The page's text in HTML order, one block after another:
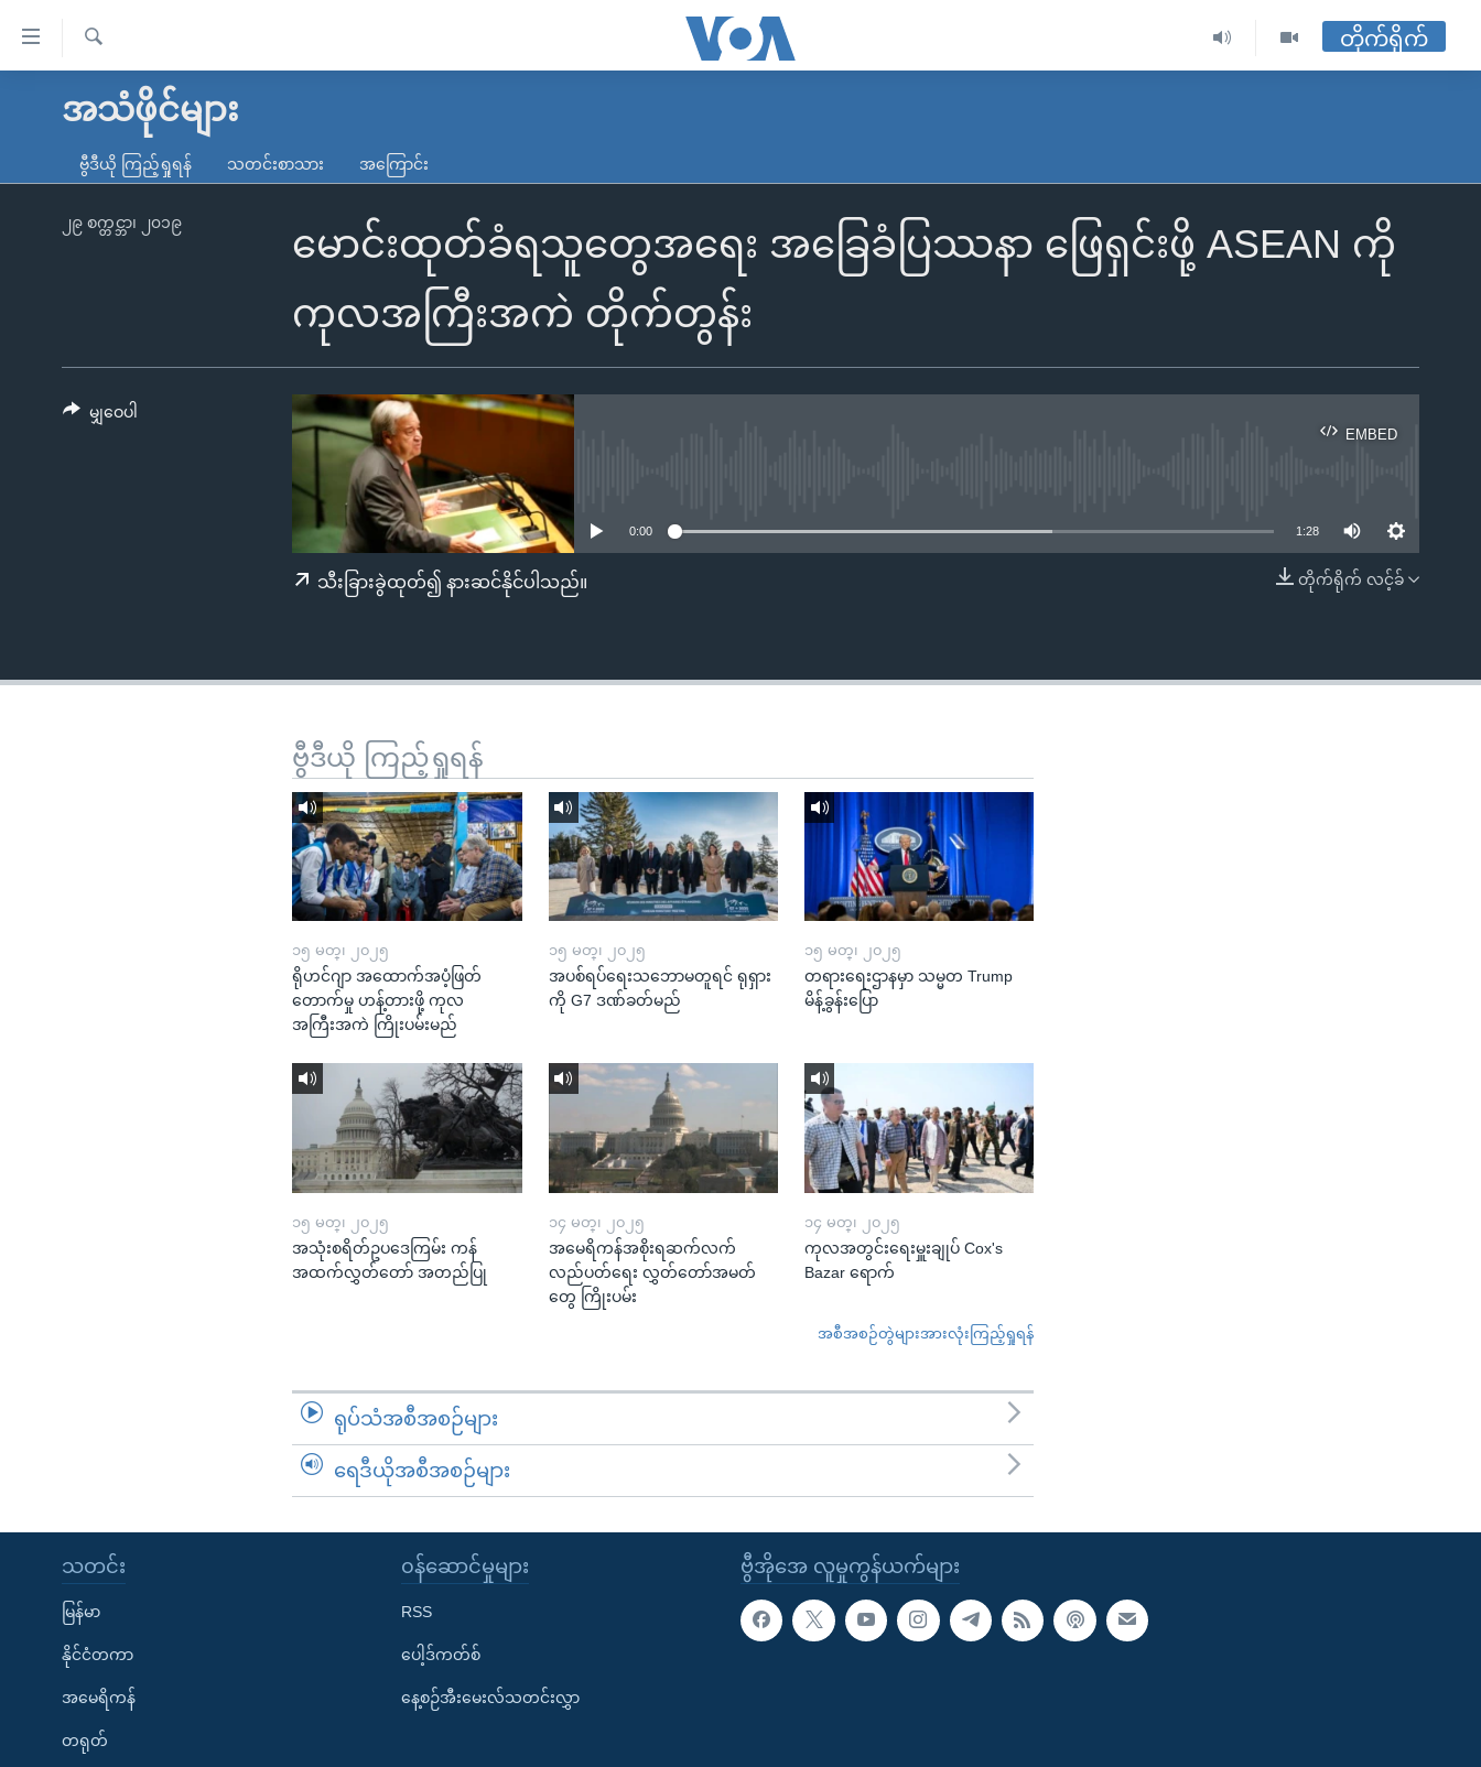
လွယ်ကူ
သည့်
ရန်
မူလစာမျက်နှာ
ကမ္ဘာ့သတင်းများ
နိုင်ငံတကာ
မကြေးမုံရဲ့ အင်္ဂလိပ်စာ
ရေဒီယို
ရေဒီယိုနှင့်ရုပ်သံ အချက်အလက်များ
ရ
တိုက်ရိုက်
အသံဖိုင်များ
ဗွီဒီယို ကြည့်ရှုရန် သတင်းစာသား အကြောင်း
မောင်းထုတ်ခံရသူတွေအရေး အခြေခံပြဿနာ ဖြေရှင်းဖို့ ASEAN ကို
ကုလအကြီးအကဲ တိုက်တွန်း
၂၉ စက္တင္ဘာ၊ ၂၀၁၉
EMBED
EMBED
0:00 1:28
တိုက်ရိုက် လင့်ခ်
သီးခြားခွဲထုတ်၍ နားဆင်နိုင်ပါသည်။
မျှဝေပါ
ဗွီဒီယို ကြည့်ရှုရန်
၁၅ မတ္၊ ၂၀၂၅
ရိုဟင်ဂျာ အထောက်အပံ့ဖြတ်
တောက်မှု ဟန့်တားဖို့ ကုလ
အကြီးအကဲ ကြိုးပမ်းမည်
၁၅ မတ္၊ ၂၀၂၅
အပစ်ရပ်ရေးသဘောမတူရင် ရုရှား
ကို G7 ဒဏ်ခတ်မည်
၁၅ မတ္၊ ၂၀၂၅
တရားရေးဌာနမှာ သမ္မတ Trump
မိန့်ခွန်းပြော
၁၅ မတ္၊ ၂၀၂၅
အသုံးစရိတ်ဥပဒေကြမ်း ကန်
အထက်လွှတ်တော် အတည်ပြု
၁၄ မတ္၊ ၂၀၂၅
အမေရိကန်အစိုးရဆက်လက်
လည်ပတ်ရေး လွှတ်တော်အမတ်
တွေ ကြိုးပမ်း
၁၄ မတ္၊ ၂၀၂၅
ကုလအတွင်းရေးမှူးချုပ် Cox's
Bazar ရောက်
အစီအစဉ်တွဲများအားလုံးကြည့်ရှုရန်
ရုပ်သံအစီအစဉ်များ
ရေဒီယိုအစီအစဉ်များ
ဗွီအိုအေ လူမှုကွန်ယက်များ
သတင်း
မြန်မာ
နိုင်ငံတကာ
အမေရိကန်
တရုတ်
၀န်ဆောင်မှုများ
RSS
ပေါ့ဒ်ကတ်စ်
နေ့စဉ်အီးမေးလ်သတင်းလွှာ